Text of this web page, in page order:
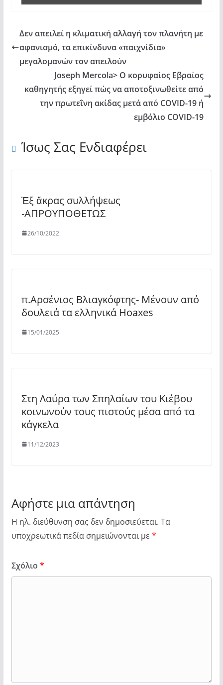
YouTube
Δεν απειλεί η κλιματική αλλαγή τον πλανήτη με
αφανισμό, τα επικίνδυνα «παιχνίδια»
μεγαλομανών τον απειλούν
Joseph Mercola> O κορυφαίος Εβραίος
καθηγητής εξηγεί πώς να αποτοξινωθείτε από
την πρωτεΐνη ακίδας μετά από COVID-19 ή
εμβόλιο COVID-19
Ίσως Σας Ενδιαφέρει
Ἐξ ἄκρας συλλήψεως
-ΑΠΡΟΥΠΟΘΕΤΩΣ
26/10/2022
π.Αρσένιος Βλιαγκόφτης- Μένουν από
δουλειά τα ελληνικά Hoaxes
15/01/2025
Στη Λαύρα των Σπηλαίων του Κιέβου
κοινωνούν τους πιστούς μέσα από τα
κάγκελα
11/12/2023
Αφήστε μια απάντηση
Η ηλ. διεύθυνση σας δεν δημοσιεύεται. Τα
υποχρεωτικά πεδία σημειώνονται με *
Σχόλιο *